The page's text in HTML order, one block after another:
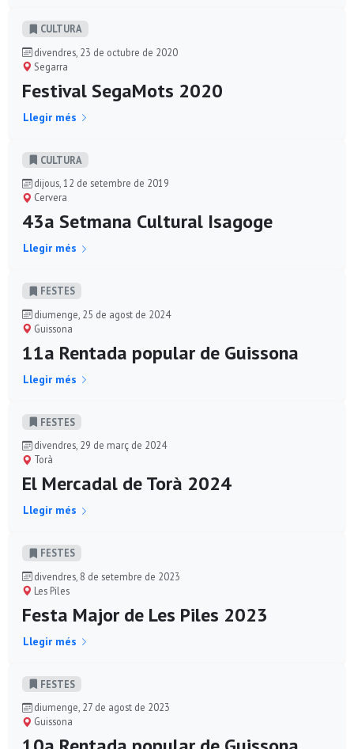
CULTURA
divendres, 23 de octubre de 2020
Segarra
Festival SegaMots 2020
Llegir més
CULTURA
dijous, 12 de setembre de 2019
Cervera
43a Setmana Cultural Isagoge
Llegir més
FESTES
diumenge, 25 de agost de 2024
Guissona
11a Rentada popular de Guissona
Llegir més
FESTES
divendres, 29 de març de 2024
Torà
El Mercadal de Torà 2024
Llegir més
FESTES
divendres, 8 de setembre de 2023
Les Piles
Festa Major de Les Piles 2023
Llegir més
FESTES
diumenge, 27 de agost de 2023
Guissona